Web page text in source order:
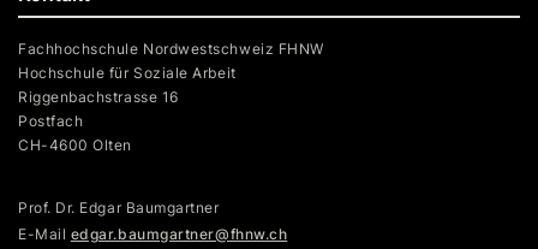
Fachhochschule Nordwestschweiz FHNW
Hochschule für Soziale Arbeit
Riggenbachstrasse 16
Postfach
CH-4600 Olten
Prof. Dr. Edgar Baumgartner
E-Mail edgar.baumgartner@fhnw.ch